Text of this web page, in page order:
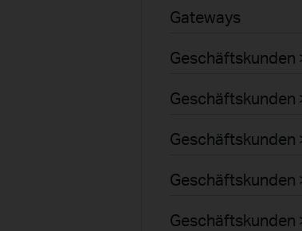
Gateways
Geschäftskunden
Geschäftskunden
Geschäftskunden
Geschäftskunden
Geschäftskunden